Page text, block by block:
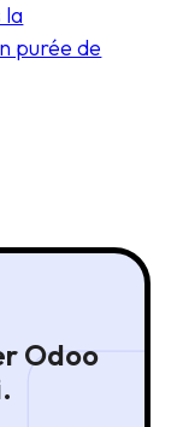
la
purée de
Odoo